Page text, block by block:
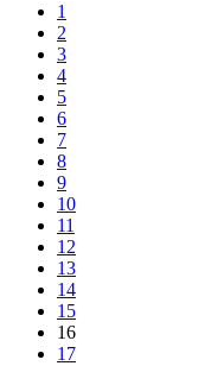
1
2
3
4
5
6
7
8
9
10
11
12
13
14
15
16
17